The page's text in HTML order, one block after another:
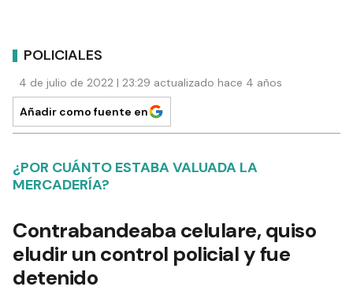
POLICIALES
4 de julio de 2022 | 23:29 actualizado hace 4 años
Añadir como fuente en
¿POR CUÁNTO ESTABA VALUADA LA
MERCADERÍA?
Contrabandeaba celulare, quiso
eludir un control policial y fue
detenido